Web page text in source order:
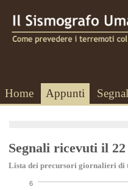
Home Appunti
Segnali ricevuti il 22
Lista dei precursori giornalieri di
6